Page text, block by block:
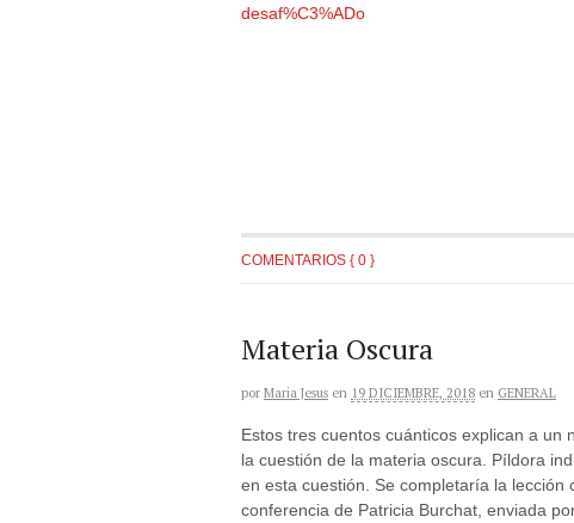
desaf%C3%ADo
COMENTARIOS { 0 }
Materia Oscura
por Maria Jesus en 19 DICIEMBRE, 2018 en GENERAL
Estos tres cuentos cuánticos explican a un
la cuestión de la materia oscura. Píldora
en esta cuestión. Se completaría la lección
conferencia de Patricia Burchat, enviada